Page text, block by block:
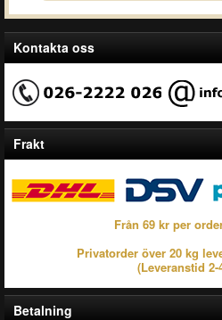
Kontakta oss
Frakt
Från 69 kr per
Privatorder över 20 kg
(Leveranstid 2-
Betalning